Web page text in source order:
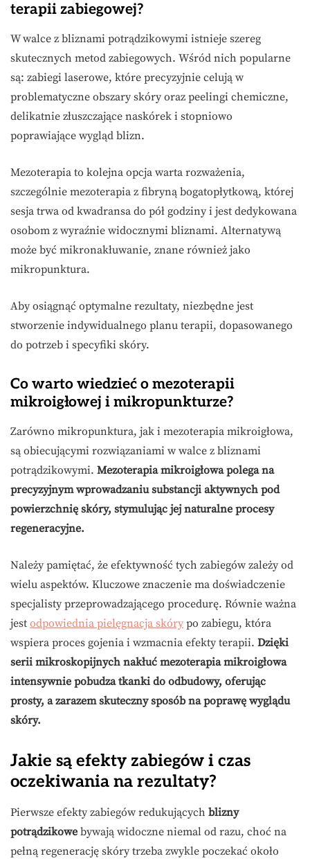
terapii zabiegowej?
W walce z bliznami potrądzikowymi istnieje szereg
skutecznych metod zabiegowych. Wśród nich popularne
są: zabiegi laserowe, które precyzyjnie celują w
problematyczne obszary skóry oraz peelingi chemiczne,
delikatnie złuszczające naskórek i stopniowo
poprawiające wygląd blizn.
Mezoterapia to kolejna opcja warta rozważenia,
szczególnie mezoterapia z fibryną bogatopłytkową, której
sesja trwa od kwadransa do pół godziny i jest dedykowana
osobom z wyraźnie widocznymi bliznami. Alternatywą
może być mikronakłuwanie, znane również jako
mikropunktura.
Aby osiągnąć optymalne rezultaty, niezbędne jest
stworzenie indywidualnego planu terapii, dopasowanego
do potrzeb i specyfiki skóry.
Co warto wiedzieć o mezoterapii
mikroigłowej i mikropunkturze?
Zarówno mikropunktura, jak i mezoterapia mikroigłowa,
są obiecującymi rozwiązaniami w walce z bliznami
potrądzikowymi. Mezoterapia mikroigłowa polega na
precyzyjnym wprowadzaniu substancji aktywnych pod
powierzchnię skóry, stymulując jej naturalne procesy
regeneracyjne.
Należy pamiętać, że efektywność tych zabiegów zależy od
wielu aspektów. Kluczowe znaczenie ma doświadczenie
specjalisty przeprowadzającego procedurę. Równie ważna
jest odpowiednia pielęgnacja skóry po zabiegu, która
wspiera proces gojenia i wzmacnia efekty terapii. Dzięki
serii mikroskopijnych nakłuć mezoterapia mikroigłowa
intensywnie pobudza tkanki do odbudowy, oferując
prosty, a zarazem skuteczny sposób na poprawę wyglądu
skóry.
Jakie są efekty zabiegów i czas
oczekiwania na rezultaty?
Pierwsze efekty zabiegów redukujących blizny
potrądzikowe bywają widoczne niemal od razu, choć na
pełną regenerację skóry trzeba zwykle poczekać około